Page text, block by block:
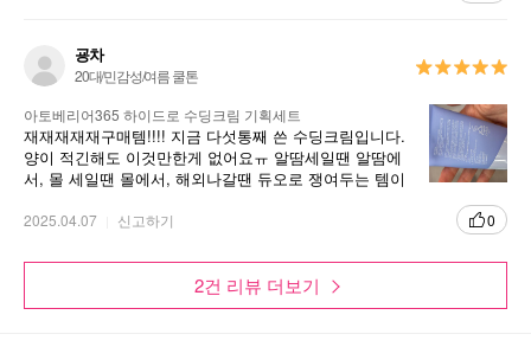
굥차
20대/민감성/여름 쿨톤
아토베리어365 하이드로 수딩크림 기획세트
재재재재재구매템!!!! 지금 다섯통째 쓴 수딩크림입니다.
양이 적긴해도 이것만한게 없어요ㅠ 알땀세일땐 알땀에
서, 몰 세일땐 몰에서, 해외나갈땐 듀오로 쟁여두는 템이
2025.04.07 신고하기 0
2건 리뷰 더보기